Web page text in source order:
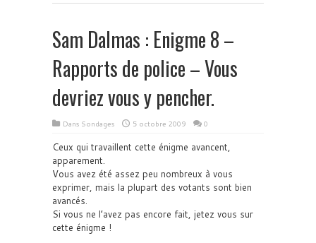
Sam Dalmas : Enigme 8 –
Rapports de police – Vous
devriez vous y pencher.
Dans Sondages 5 octobre 2009 0
Ceux qui travaillent cette énigme avancent,
apparement.
Vous avez été assez peu nombreux à vous
exprimer, mais la plupart des votants sont bien
avancés.
Si vous ne l’avez pas encore fait, jetez vous sur
cette énigme !